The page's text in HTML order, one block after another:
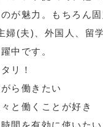
が魅力。もちろん
婦(夫)、外国人、留
中です。
リ！
ら働きたい
と働くことが好き